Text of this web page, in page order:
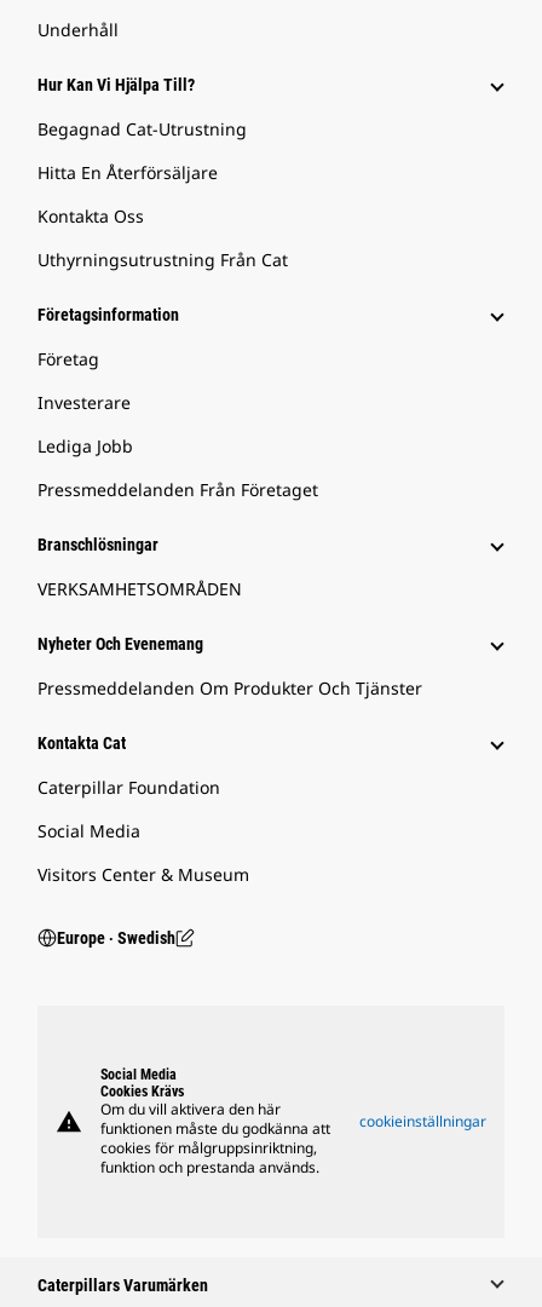
Underhåll
Hur Kan Vi Hjälpa Till?
Begagnad Cat-Utrustning
Hitta En Återförsäljare
Kontakta Oss
Uthyrningsutrustning Från Cat
Företagsinformation
Företag
Investerare
Lediga Jobb
Pressmeddelanden Från Företaget
Branschlösningar
VERKSAMHETSOMRÅDEN
Nyheter Och Evenemang
Pressmeddelanden Om Produkter Och Tjänster
Kontakta Cat
Caterpillar Foundation
Social Media
Visitors Center & Museum
Europe ‧ Swedish
warning
Social Media
Cookies Krävs
Om du vill aktivera den här
funktionen måste du godkänna att
cookies för målgruppsinriktning,
funktion och prestanda används.
cookieinställningar
Caterpillars Varumärken